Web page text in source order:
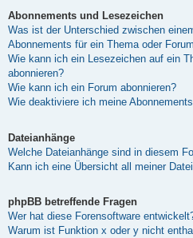
Abonnements und Lesezeichen
Was ist der Unterschied zwischen
Abonnements für ein Thema oder
Wie kann ich ein Lesezeichen auf ein
abonnieren?
Wie kann ich ein Forum abonnieren?
Wie deaktiviere ich meine
Dateianhänge
Welche Dateianhänge sind in diesem
Kann ich eine Übersicht all meiner
phpBB betreffende Fragen
Wer hat diese Forensoftware
Warum ist Funktion x oder y nicht